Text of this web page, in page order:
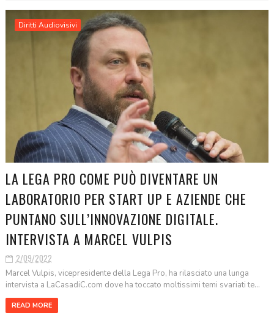
Diritti Audiovisivi
LA LEGA PRO COME PUÒ DIVENTARE UN
LABORATORIO PER START UP E AZIENDE CHE
PUNTANO SULL’INNOVAZIONE DIGITALE.
INTERVISTA A MARCEL VULPIS
2/09/2022
Marcel Vulpis, vicepresidente della Lega Pro, ha rilasciato una lunga
intervista a LaCasadiC.com dove ha toccato moltissimi temi svariati te...
READ MORE